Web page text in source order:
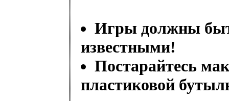
Игры должны
известными!
Постарайтесь
пластиковой